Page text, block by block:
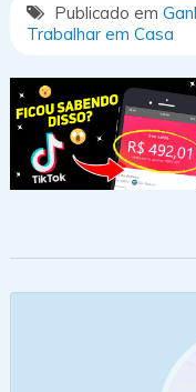
Publicado em
Trabalhar em Casa